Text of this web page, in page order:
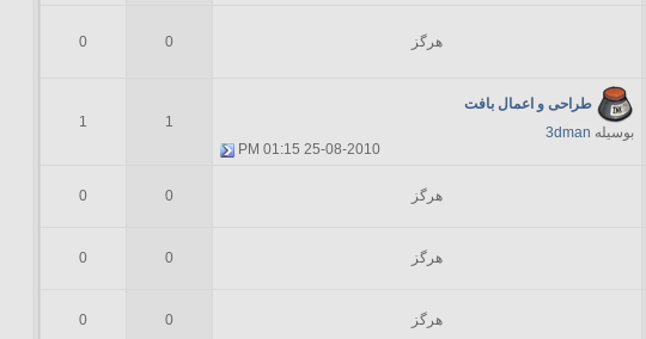
هرگز 0
0
طراحی و اعمال بافت
بوسیله 3dman
25-08-2010
01:15 PM
1
1
هرگز 0
0
هرگز 0
0
هرگز 0
0